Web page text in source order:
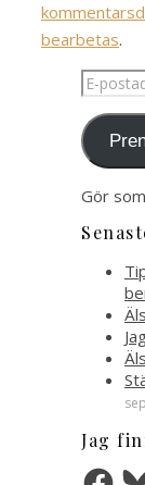
bearbetas.
E-
Gör
Jag